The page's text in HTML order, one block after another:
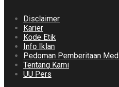
Disclaimer
Karier
Kode Etik
Info Iklan
Pedoman Pemberitaan
Tentang Kami
UU Pers